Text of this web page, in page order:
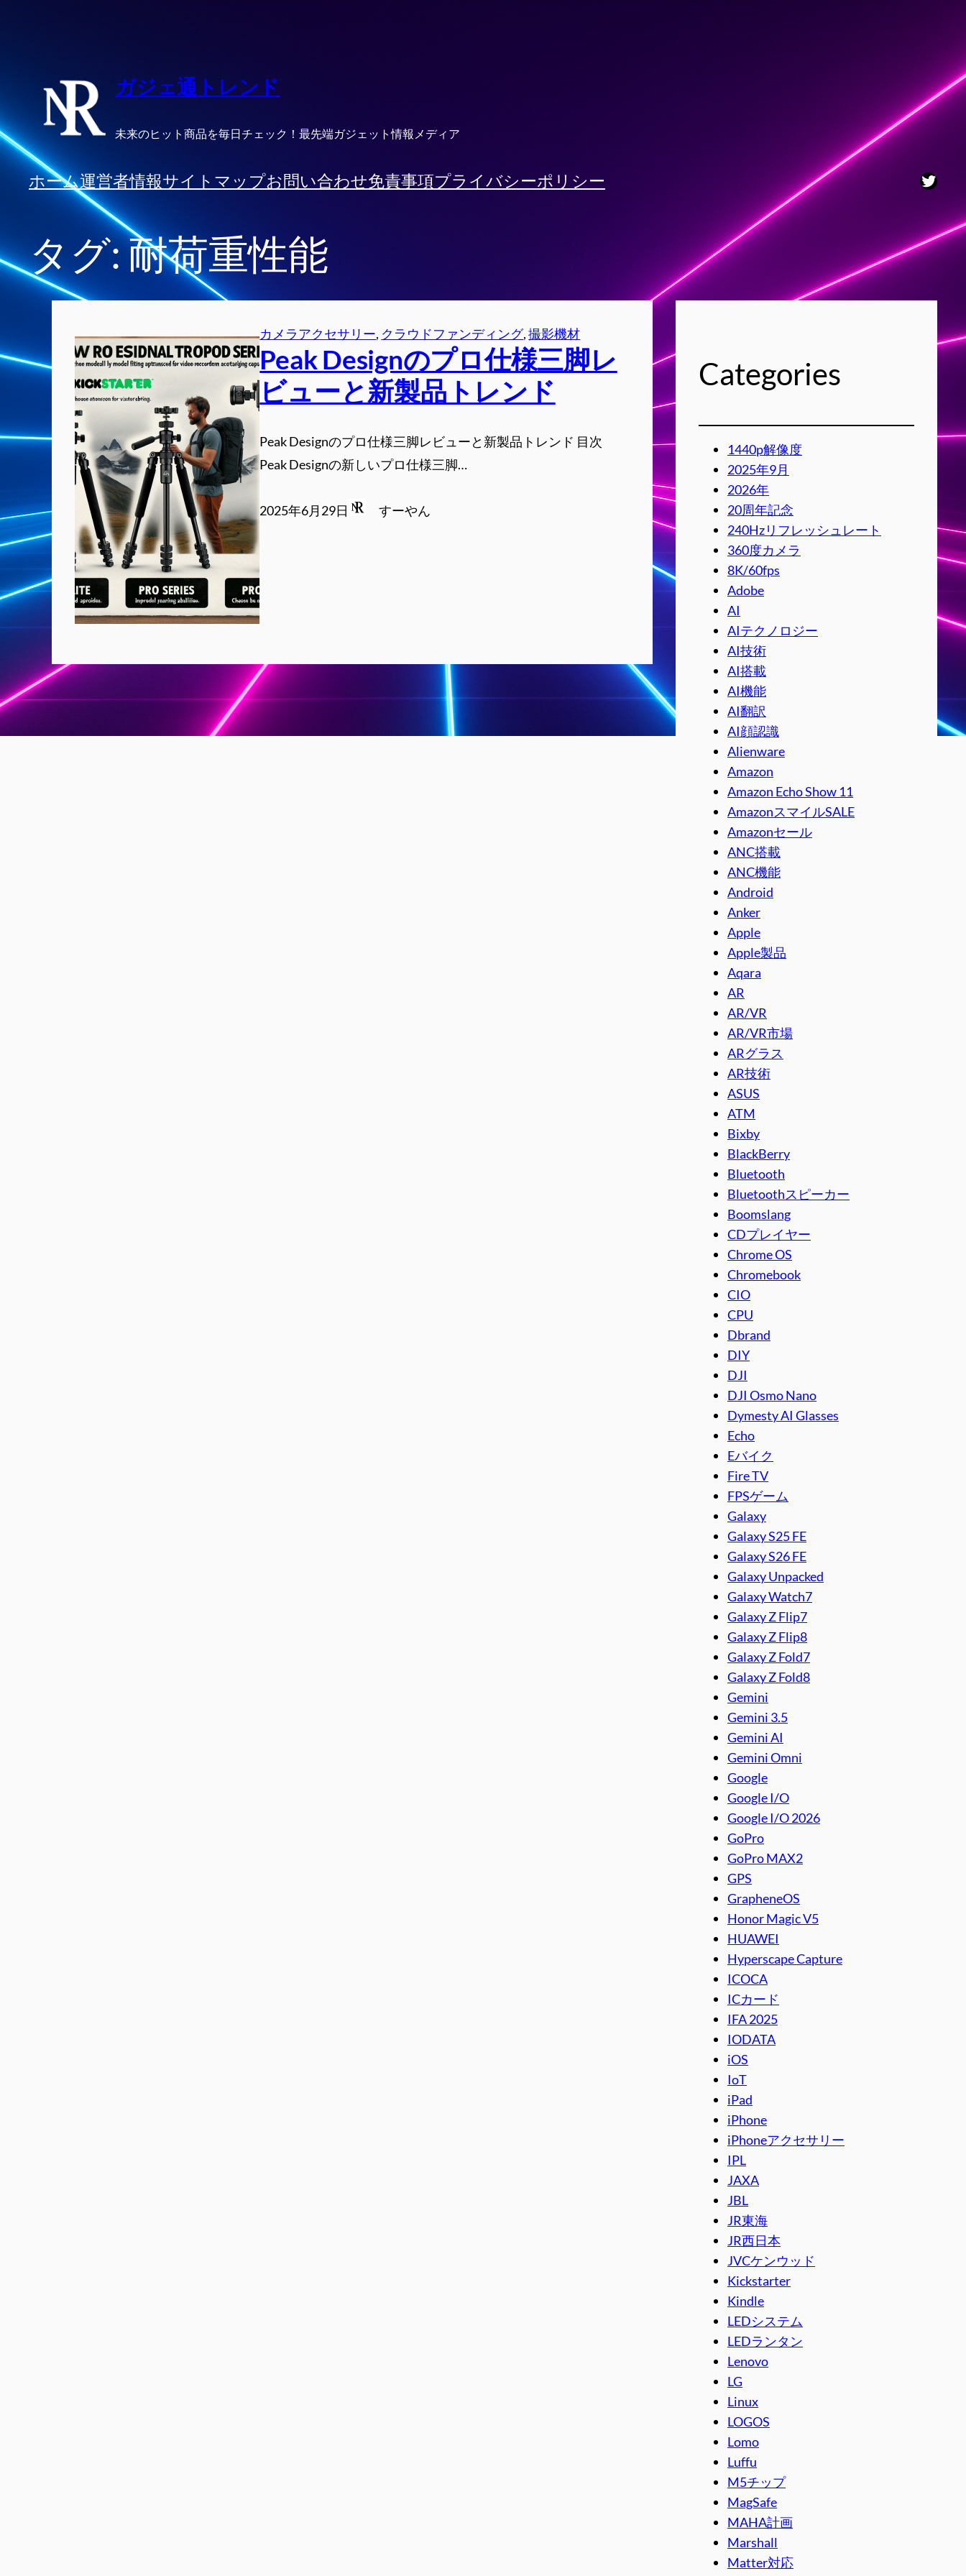
ッ
プ
ガジェ通トレンド
未来のヒット商品を毎日チェック！最先端ガジェット情報メディア
ホーム運営者情報サイトマップお問い合わせ免責事項プライバシーポリシー
タグ:耐荷重性能
カメラアクセサリー, クラウドファンディング, 撮影機材
Peak Designのプロ仕様三脚レ
ビューと新製品トレンド
Peak Designのプロ仕様三脚レビューと新製品トレンド 目次
Peak Designの新しいプロ仕様三脚…
2025年6月29日 すーやん
Categories
1440p解像度
2025年9月
2026年
20周年記念
240Hzリフレッシュレート
360度カメラ
8K/60fps
Adobe
AI
AIテクノロジー
AI技術
AI搭載
AI機能
AI翻訳
AI顔認識
Alienware
Amazon
Amazon Echo Show 11
AmazonスマイルSALE
Amazonセール
ANC搭載
ANC機能
Android
Anker
Apple
Apple製品
Aqara
AR
AR/VR
AR/VR市場
ARグラス
AR技術
ASUS
ATM
Bixby
BlackBerry
Bluetooth
Bluetoothスピーカー
Boomslang
CDプレイヤー
Chrome OS
Chromebook
CIO
CPU
Dbrand
DIY
DJI
DJI Osmo Nano
Dymesty AI Glasses
Echo
Eバイク
Fire TV
FPSゲーム
Galaxy
Galaxy S25 FE
Galaxy S26 FE
Galaxy Unpacked
Galaxy Watch7
Galaxy Z Flip7
Galaxy Z Flip8
Galaxy Z Fold7
Galaxy Z Fold8
Gemini
Gemini 3.5
Gemini AI
Gemini Omni
Google
Google I/O
Google I/O 2026
GoPro
GoPro MAX2
GPS
GrapheneOS
Honor Magic V5
HUAWEI
Hyperscape Capture
ICOCA
ICカード
IFA 2025
IODATA
iOS
IoT
iPad
iPhone
iPhoneアクセサリー
IPL
JAXA
JBL
JR東海
JR西日本
JVCケンウッド
Kickstarter
Kindle
LEDシステム
LEDランタン
Lenovo
LG
Linux
LOGOS
Lomo
Luffu
M5チップ
MagSafe
MAHA計画
Marshall
Matter対応